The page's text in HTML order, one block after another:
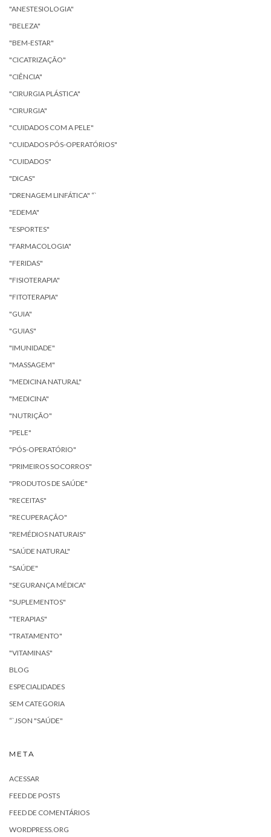
"ANESTESIOLOGIA"
"BELEZA"
"BEM-ESTAR"
"CICATRIZAÇÃO"
"CIÊNCIA"
"CIRURGIA PLÁSTICA"
"CIRURGIA"
"CUIDADOS COM A PELE"
"CUIDADOS PÓS-OPERATÓRIOS"
"CUIDADOS"
"DICAS"
"DRENAGEM LINFÁTICA" “`
"EDEMA"
"ESPORTES"
"FARMACOLOGIA"
"FERIDAS"
"FISIOTERAPIA"
"FITOTERAPIA"
"GUIA"
"GUIAS"
"IMUNIDADE"
"MASSAGEM"
"MEDICINA NATURAL"
"MEDICINA"
"NUTRIÇÃO"
"PELE"
"PÓS-OPERATÓRIO"
"PRIMEIROS SOCORROS"
"PRODUTOS DE SAÚDE"
"RECEITAS"
"RECUPERAÇÃO"
"REMÉDIOS NATURAIS"
"SAÚDE NATURAL"
"SAÚDE"
"SEGURANÇA MÉDICA"
"SUPLEMENTOS"
"TERAPIAS"
"TRATAMENTO"
"VITAMINAS"
BLOG
ESPECIALIDADES
SEM CATEGORIA
“`JSON "SAÚDE"
META
ACESSAR
FEED DE POSTS
FEED DE COMENTÁRIOS
WORDPRESS.ORG